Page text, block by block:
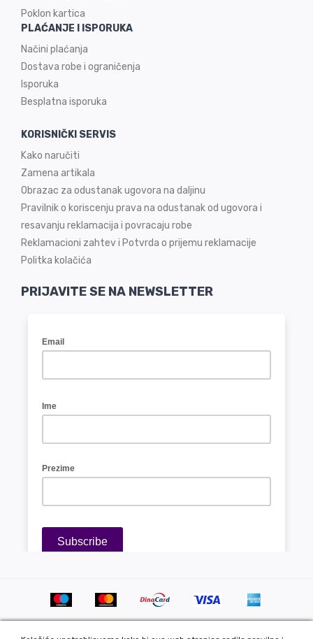
Poklon kartica
PLAĆANJE I ISPORUKA
Načini plaćanja
Dostava robe i ograničenja
Isporuka
Besplatna isporuka
KORISNIČKI SERVIS
Kako naručiti
Zamena artikala
Obrazac za odustanak ugovora na daljinu
Pravilnik o koriscenju prava na odustanak od ugovora i
resavanju reklamacija i povracaju robe
Reklamacioni zahtev i Potvrda o prijemu reklamacije
Politka kolačića
PRIJAVITE SE NA NEWSLETTER